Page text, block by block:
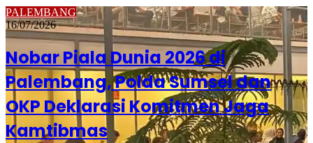
PALEMBANG
16/07/2026
Nobar Piala Dunia 2026 di
Palembang, Polda Sumsel dan
OKP Deklarasi Komitmen Jaga
Kamtibmas